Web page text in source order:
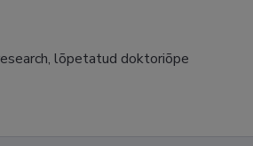
lõpetatud doktoriõpe